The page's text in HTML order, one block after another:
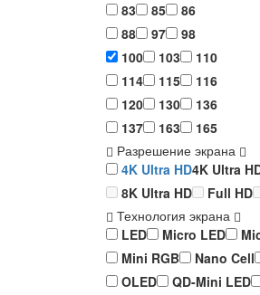
83
85
86
88
97
98
100
103
110
114
115
116
120
130
136
137
163
165
Разрешение экрана
4K Ultra HD4K Ultra
8K Ultra HD
Full HD
Технология экрана
LED
Micro LED
Mini RGB
Nano Cell
OLED
QD-Mini LED